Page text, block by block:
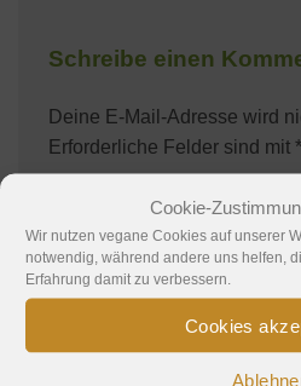
Cookie-
Wir nutzen vegane Cookies auf unserer
notwendig, während andere uns helfen,
Erfahrung damit zu verbessern.
Cookies
Schreibe einen
Deine E-Mail-Adresse wird
Erforderliche Felder sind mit *